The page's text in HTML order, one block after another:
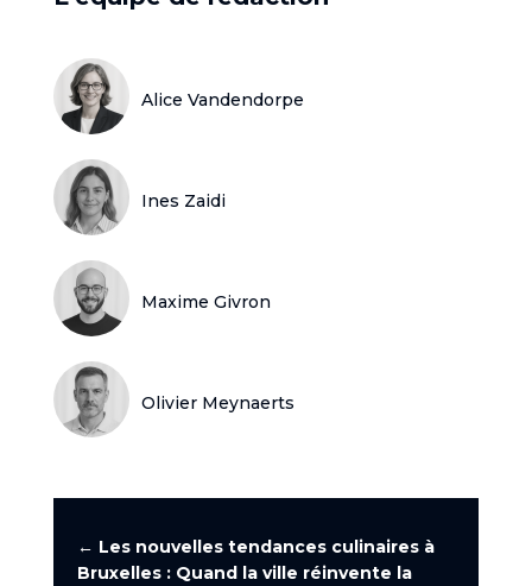
Alice Vandendorpe
Ines Zaidi
Maxime Givron
Olivier Meynaerts
← Les nouvelles tendances culinaires à
Bruxelles : Quand la ville réinvente la